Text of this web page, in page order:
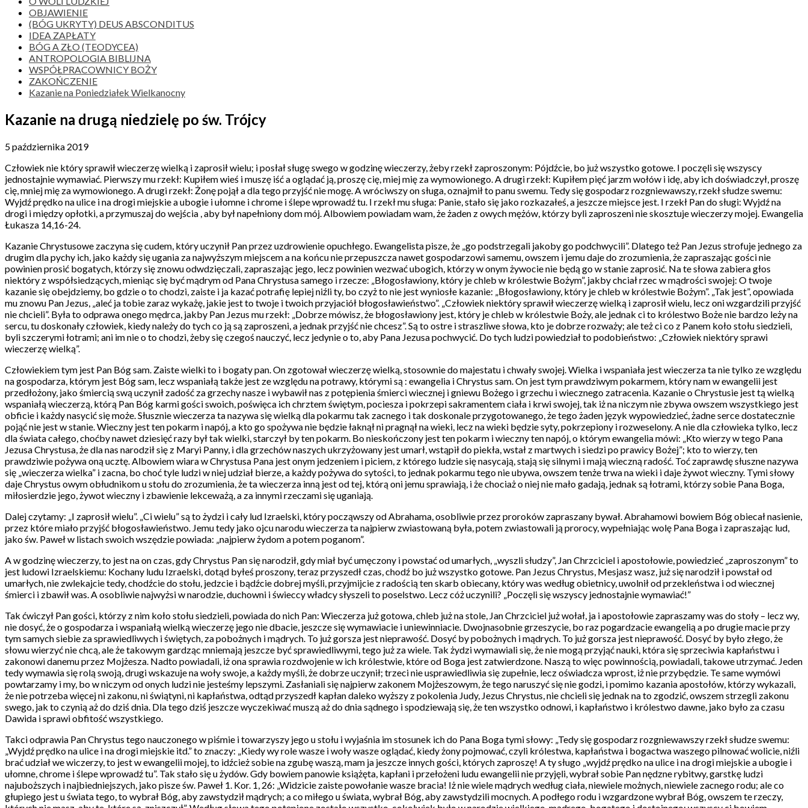
OBJAWIENIE
(BÓG UKRYTY) DEUS ABSCONDITUS
IDEA ZAPŁATY
BÓG A ZŁO (TEODYCEA)
ANTROPOLOGIA BIBLIJNA
WSPÓŁPRACOWNICY BOŻY
ZAKOŃCZENIE
Kazanie na Poniedziałek Wielkanocny
Kazanie na drugą niedzielę po św. Trójcy
5 października 2019
Człowiek nie który sprawił wieczerzę wielką i zaprosił wielu; i posłał sługę swego w godzinę wieczerzy, żeby rzekł zaproszonym: Pójdźcie, bo już wszystko gotowe. I poczęli się wszyscy
jednostajnie wymawiać. Pierwszy mu rzekł: Kupiłem wieś i muszę iść a oglądać ją, proszę cię, miej mię za wymowionego. A drugi rzekł: Kupiłem pięć jarzm wołów i idę, aby ich doświadczył, proszę
cię, mniej mię za wymowionego. A drugi rzekł: Żonę pojął a dla tego przyjść nie mogę. A wróciwszy on sługa, oznajmił to panu swemu. Tedy się gospodarz rozgniewawszy, rzekł słudze swemu:
Wyjdź prędko na ulice i na drogi miejskie a ubogie i ułomne i chrome i ślepe wprowadź tu. I rzekł mu sługa: Panie, stało się jako rozkazałeś, a jeszcze miejsce jest. I rzekł Pan do sługi: Wyjdź na
drogi i między opłotki, a przymuszaj do wejścia , aby był napełniony dom mój. Albowiem powiadam wam, że żaden z owych mężów, którzy byli zaproszeni nie skosztuje wieczerzy mojej. Ewangelia
Łukasza 14,16-24.
Kazanie Chrystusowe zaczyna się cudem, który uczynił Pan przez uzdrowienie opuchłego. Ewangelista pisze, że „go podstrzegali jakoby go podchwycili”. Dlatego też Pan Jezus strofuje jednego za
drugim dla pychy ich, jako każdy się ugania za najwyższym miejscem a na końcu nie przepuszcza nawet gospodarzowi samemu, owszem i jemu daje do zrozumienia, że zapraszając gości nie
powinien prosić bogatych, którzy się znowu odwdzięczali, zapraszając jego, lecz powinien wezwać ubogich, którzy w onym żywocie nie będą go w stanie zaprosić. Na te słowa zabiera głos
niektóry z współsiedzących, mieniąc się być mądrym od Pana Chrystusa samego i rzecze: „Błogosławiony, który je chleb w królestwie Bożym”, jakby chciał rzec w mądrości swojej: O twoje
kazanie się obejdziemy, bo gdzie o to chodzi, zaiste i ja kazać potrafię lepiej niźli ty, bo czyż to nie jest wyniosłe kazanie: „Błogosławiony, który je chleb w królestwie Bożym”. „Tak jest”, opowiada
mu znowu Pan Jezus, „aleć ja tobie zaraz wykażę, jakie jest to twoje i twoich przyjaciół błogosławieństwo”. „Człowiek niektóry sprawił wieczerzę wielką i zaprosił wielu, lecz oni wzgardzili przyjść
nie chcieli”. Była to odprawa onego mędrca, jakby Pan Jezus mu rzekł: „Dobrze mówisz, że błogosławiony jest, który je chleb w królestwie Boży, ale jednak ci to królestwo Boże nie bardzo leży na
sercu, tu doskonały człowiek, kiedy należy do tych co ją są zaproszeni, a jednak przyjść nie chcesz”. Są to ostre i straszliwe słowa, kto je dobrze rozważy; ale też ci co z Panem koło stołu siedzieli,
byli szczerymi łotrami; ani im nie o to chodzi, żeby się czegoś nauczyć, lecz jedynie o to, aby Pana Jezusa pochwycić. Do tych ludzi powiedział to podobieństwo: „Człowiek niektóry sprawi
wieczerzę wielką”.
Człowiekiem tym jest Pan Bóg sam. Zaiste wielki to i bogaty pan. On zgotował wieczerzę wielką, stosownie do majestatu i chwały swojej. Wielka i wspaniała jest wieczerza ta nie tylko ze względu
na gospodarza, którym jest Bóg sam, lecz wspaniałą także jest ze względu na potrawy, którymi są : ewangelia i Chrystus sam. On jest tym prawdziwym pokarmem, który nam w ewangelii jest
przedłożony, jako śmiercią swą uczynił zadość za grzechy nasze i wybawił nas z potępienia śmierci wiecznej i gniewu Bożego i grzechu i wiecznego zatracenia. Kazanie o Chrystusie jest tą wielką
wspaniałą wieczerzą, którą Pan Bóg karmi gości swoich, poświęca ich chrztem świętym, pociesza i pokrzepi sakramentem ciała i krwi swojej, tak iż na niczym nie zbywa owszem wszystkiego jest
obficie i każdy nasycić się może. Słusznie wieczerza ta nazywa się wielką dla pokarmu tak zacnego i tak doskonale przygotowanego, że tego żaden język wypowiedzieć, żadne serce dostatecznie
pojąć nie jest w stanie. Wieczny jest ten pokarm i napój, a kto go spożywa nie będzie łaknął ni pragnął na wieki, lecz na wieki będzie syty, pokrzepiony i rozweselony. A nie dla człowieka tylko, lecz
dla świata całego, choćby nawet dziesięć razy był tak wielki, starczył by ten pokarm. Bo nieskończony jest ten pokarm i wieczny ten napój, o którym ewangelia mówi: „Kto wierzy w tego Pana
Jezusa Chrystusa, że dla nas narodził się z Maryi Panny, i dla grzechów naszych ukrzyżowany jest umarł, wstąpił do piekła, wstał z martwych i siedzi po prawicy Bożej”; kto to wierzy, ten
prawdziwie pożywa oną ucztę. Albowiem wiara w Chrystusa Pana jest onym jedzeniem i piciem, z którego ludzie się nasycają, stają się silnymi i mają wieczną radość. Toć zaprawdę słuszne nazywa
się „wieczerza wielka” i zacna, bo choć tyle ludzi w niej udział bierze, a każdy pożywa do sytości, to jednak pokarmu tego nie ubywa, owszem tenże trwa na wieki i daje żywot wieczny. Tymi słowy
daje Chrystus owym obłudnikom u stołu do zrozumienia, że ta wieczerza inną jest od tej, którą oni jemu sprawiają, i że chociaż o niej nie mało gadają, jednak są łotrami, którzy sobie Pana Boga,
miłosierdzie jego, żywot wieczny i zbawienie lekceważą, a za innymi rzeczami się uganiają.
Dalej czytamy: „I zaprosił wielu”. „Ci wielu” są to żydzi i cały lud Izraelski, który począwszy od Abrahama, osobliwie przez proroków zapraszany bywał. Abrahamowi bowiem Bóg obiecał nasienie,
przez które miało przyjść błogosławieństwo. Jemu tedy jako ojcu narodu wieczerza ta najpierw zwiastowaną była, potem zwiastowali ją prorocy, wypełniając wolę Pana Boga i zapraszając lud,
jako św. Paweł w listach swoich wszędzie powiada: „najpierw żydom a potem poganom”.
A w godzinę wieczerzy, to jest na on czas, gdy Chrystus Pan się narodził, gdy miał być umęczony i powstać od umarłych, „wyszli słudzy”, Jan Chrzciciel i apostołowie, powiedzieć „zaproszonym” to
jest ludowi Izraelskiemu: Kochany ludu Izraelski, dotąd byłeś proszony, teraz przyszedł czas, chodź bo już wszystko gotowe. Pan Jezus Chrystus, Mesjasz wasz, już się narodził i powstał od
umarłych, nie zwlekajcie tedy, chodźcie do stołu, jedzcie i bądźcie dobrej myśli, przyjmijcie z radością ten skarb obiecany, który was według obietnicy, uwolnił od przekleństwa i od wiecznej
śmierci i zbawił was. A osobliwie najwyżsi w narodzie, duchowni i świeccy władcy słyszeli to poselstwo. Lecz cóż uczynili? „Poczęli się wszyscy jednostajnie wymawiać!”
Tak ćwiczył Pan gości, którzy z nim koło stołu siedzieli, powiada do nich Pan: Wieczerza już gotowa, chleb już na stole, Jan Chrzciciel już wołał, ja i apostołowie zapraszamy was do stoły – lecz wy,
nie dosyć, że o gospodarza i wspaniałą wielką wieczerzę jego nie dbacie, jeszcze się wymawiacie i uniewinniacie. Dwojnasobnie grzeszycie, bo raz pogardzacie ewangelią a po drugie macie przy
tym samych siebie za sprawiedliwych i świętych, za pobożnych i mądrych. To już gorsza jest nieprawość. Dosyć by pobożnych i mądrych. To już gorsza jest nieprawość. Dosyć by było złego, że
słowu wierzyć nie chcą, ale że takowym gardząc mniemają jeszcze być sprawiedliwymi, tego już za wiele. Tak żydzi wymawiali się, że nie mogą przyjąć nauki, która się sprzeciwia kapłaństwu i
zakonowi danemu przez Mojżesza. Nadto powiadali, iż ona sprawia rozdwojenie w ich królestwie, które od Boga jest zatwierdzone. Naszą to więc powinnością, powiadali, takowe utrzymać. Jeden
tedy wymawia się rolą swoją, drugi wskazuje na woły swoje, a każdy myśli, że dobrze uczynił; trzeci nie usprawiedliwia się zupełnie, lecz oświadcza wprost, iż nie przybędzie. Te same wymówi
powtarzamy i my, bo w niczym od onych ludzi nie jesteśmy lepszymi. Zasłaniali się najpierw zakonem Mojżeszowym, że tego naruszyć się nie godzi, i pomimo kazania apostołów, którzy wykazali,
że nie potrzeba więcej ni zakonu, ni świątyni, ni kapłaństwa, odtąd przyszedł kapłan daleko wyższy z pokolenia Judy, Jezus Chrystus, nie chcieli się jednak na to zgodzić, owszem strzegli zakonu
swego, jak to czynią aż do dziś dnia. Dla tego dziś jeszcze wyczekiwać muszą aż do dnia sądnego i spodziewają się, że ten wszystko odnowi, i kapłaństwo i królestwo dawne, jako było za czasu
Dawida i sprawi obfitość wszystkiego.
Takci odprawia Pan Chrystus tego nauczonego w piśmie i towarzyszy jego u stołu i wyjaśnia im stosunek ich do Pana Boga tymi słowy: „Tedy się gospodarz rozgniewawszy rzekł słudze swemu:
„Wyjdź prędko na ulice i na drogi miejskie itd.” to znaczy: „Kiedy wy role wasze i woły wasze oglądać, kiedy żony pojmować, czyli królestwa, kapłaństwa i bogactwa waszego pilnować wolicie, niźli
brać udział we wiczerzy, to jest w ewangelii mojej, to idźcież sobie na zgubę waszą, mam ja jeszcze innych gości, których zaproszę! A ty sługo „wyjdź prędko na ulice i na drogi miejskie a ubogie i
ułomne, chrome i ślepe wprowadź tu”. Tak stało się u żydów. Gdy bowiem panowie książęta, kapłani i przełożeni ludu ewangelii nie przyjęli, wybrał sobie Pan nędzne rybitwy, garstkę ludzi
najuboższych i najbiedniejszych, jako pisze św. Paweł 1. Kor. 1, 26: „Widzicie zaiste powołanie wasze bracia! Iż nie wiele mądrych według ciała, niewiele możnych, niewiele zacnego rodu; ale co
głupiego jest u świata tego, to wybrał Bóg, aby zawstydził mądrych; a co miłego u świata, wybrał Bóg, aby zawstydzili mocnych. A podłego rodu i wzgardzone wybrał Bóg, owszem te rzeczy,